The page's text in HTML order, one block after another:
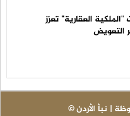
العقارية" تعزز
التعويض